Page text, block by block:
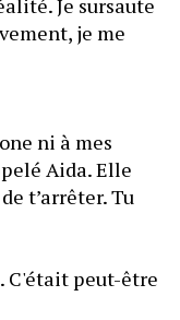
Je sursaute
je me
ni à mes
Aida. Elle
t’arrêter. Tu
C'était peut-être